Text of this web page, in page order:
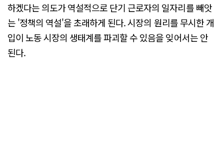
하겠다는 의도가 역설적으로 단기 근로자의 일자리를 빼앗
는 '정책의 역설'을 초래하게 된다. 시장의 원리를 무시한 개
입이 노동 시장의 생태계를 파괴할 수 있음을 잊어서는 안
된다.